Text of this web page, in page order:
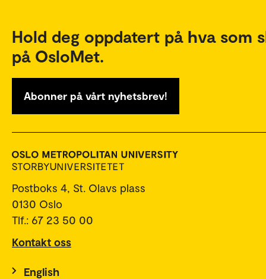
Hold deg oppdatert på hva som
på OsloMet.
Abonner på vårt nyhetsbrev!
Postboks 4, St. Olavs plass
0130 Oslo
Tlf.: 67 23 50 00
Kontakt oss
English